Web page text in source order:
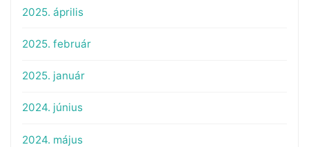
2025. április
2025. február
2025. január
2024. június
2024. május